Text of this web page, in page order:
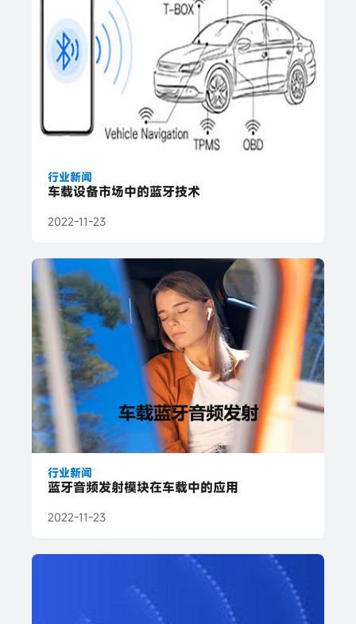
行业新闻
车载设备市场中的蓝牙技术
2022-11-23
行业新闻
蓝牙音频发射模块在车载中的应用
2022-11-23